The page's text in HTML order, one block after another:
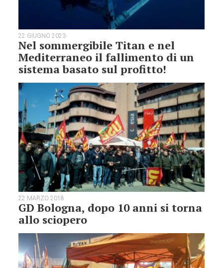
22 GIUGNO 2023
Nel sommergibile Titan e nel
Mediterraneo il fallimento di un
sistema basato sul profitto!
22 MARZO 2018
GD Bologna, dopo 10 anni si torna
allo sciopero